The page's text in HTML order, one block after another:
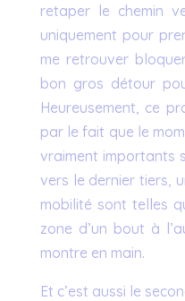
retaper le chemin
uniquement pour
me retrouver
bon gros détour
Heureusement, ce
par le fait que le
vraiment importants
vers le dernier tiers,
mobilité sont telles
zone d’un bout à
montre en main.
Et c’est aussi le